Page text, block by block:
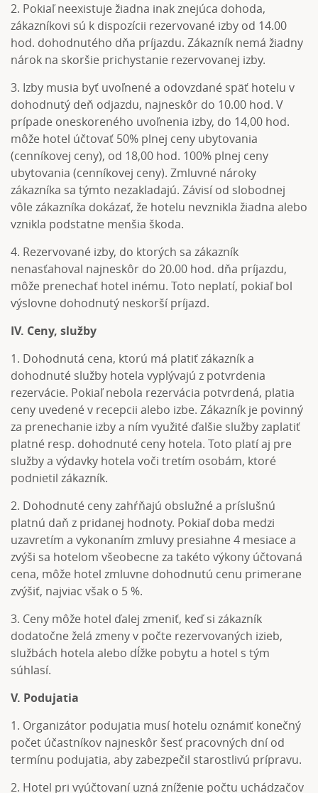
2. Pokiaľ neexistuje žiadna inak znejúca dohoda,
zákazníkovi sú k dispozícii rezervované izby od 14.00
hod. dohodnutého dňa príjazdu. Zákazník nemá žiadny
nárok na skoršie prichystanie rezervovanej izby.
3. Izby musia byť uvoľnené a odovzdané späť hotelu v
dohodnutý deň odjazdu, najneskôr do 10.00 hod. V
prípade oneskoreného uvoľnenia izby, do 14,00 hod.
môže hotel účtovať 50% plnej ceny ubytovania
(cenníkovej ceny), od 18,00 hod. 100% plnej ceny
ubytovania (cenníkovej ceny). Zmluvné nároky
zákazníka sa týmto nezakladajú. Závisí od slobodnej
vôle zákazníka dokázať, že hotelu nevznikla žiadna alebo
vznikla podstatne menšia škoda.
4. Rezervované izby, do ktorých sa zákazník
nenasťahoval najneskôr do 20.00 hod. dňa príjazdu,
môže prenechať hotel inému. Toto neplatí, pokiaľ bol
výslovne dohodnutý neskorší príjazd.
IV. Ceny, služby
1. Dohodnutá cena, ktorú má platiť zákazník a
dohodnuté služby hotela vyplývajú z potvrdenia
rezervácie. Pokiaľ nebola rezervácia potvrdená, platia
ceny uvedené v recepcii alebo izbe. Zákazník je povinný
za prenechanie izby a ním využité ďalšie služby zaplatiť
platné resp. dohodnuté ceny hotela. Toto platí aj pre
služby a výdavky hotela voči tretím osobám, ktoré
podnietil zákazník.
2. Dohodnuté ceny zahŕňajú obslužné a príslušnú
platnú daň z pridanej hodnoty. Pokiaľ doba medzi
uzavretím a vykonaním zmluvy presiahne 4 mesiace a
zvýši sa hotelom všeobecne za takéto výkony účtovaná
cena, môže hotel zmluvne dohodnutú cenu primerane
zvýšiť, najviac však o 5 %.
3. Ceny môže hotel ďalej zmeniť, keď si zákazník
dodatočne želá zmeny v počte rezervovaných izieb,
službách hotela alebo dĺžke pobytu a hotel s tým
súhlasí.
V. Podujatia
1. Organizátor podujatia musí hotelu oznámiť konečný
počet účastníkov najneskôr šesť pracovných dní od
termínu podujatia, aby zabezpečil starostlivú prípravu.
2. Hotel pri vyúčtovaní uzná zníženie počtu uchádzačov